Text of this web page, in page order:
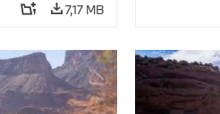
7,17 MB